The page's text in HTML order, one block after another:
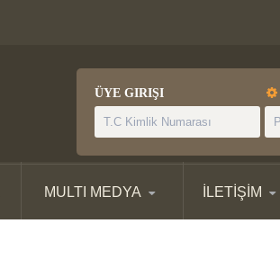
ÜYE GIRIŞI
MULTI MEDYA İLETİŞİM